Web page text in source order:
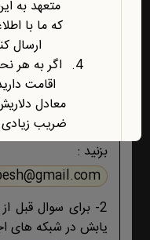
راه‌های ارتباط
1- برای پشتیبانی
ابتدا تمام
های ایمیلی
کنید اگر هیچ
بزنید :
2- برای سوال قبل
یابش در شبکه های
متعهد به
که ما با
ارسال
اگر به هر
اقامت
معادل
ضریب
آخرین
روش
درچ شده